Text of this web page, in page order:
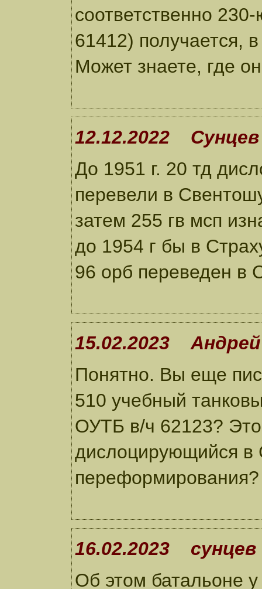
соответственно
61412) получается,
Может знаете, где
12.12.2022 Cунцев
До 1951 г. 20 тд
перевели в
затем 255 гв мсп
до 1954 г бы в
96 орб переведен в
15.02.2023 Андрей
Понятно. Вы еще
510 учебный
ОУТБ в/ч 62123?
дислоцирующийся в
переформирования?
16.02.2023 сунцев
Об этом батальоне